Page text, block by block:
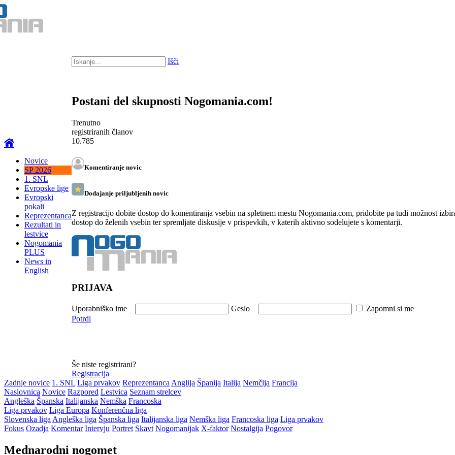
Novice
SP 2026
1. SNL
Evropske lige
Evropski
pokali
Reprezentanca
Rezultati in
lestvice
Nogomania
PLUS
News in
English
Išči
Postani del skupnosti Nogomania.com!
Trenutno
registriranih članov
10.785
Komentiranje novic
Dodajanje priljubljenih novic
Z registracijo dobite dostop do komentiranja vsebin na spletnem mestu Nogomania.com, pridobite pa tudi možnost
dostop do želenih vsebin ter spremljate diskusije v prispevkih, v katerih aktivno sodelujete s komentarji.
PRIJAVA
Uporabniško ime Geslo Zapomni si me
Potrdi
Še niste registrirani?
Registracija
Zadnje novice 1. SNL Liga prvakov Reprezentanca Anglija Španija Italija Nemčija Francija
Naslovnica Novice Razpored Lestvica Seznam strelcev
Angleška Španska Italijanska Nemška Francoska
Liga prvakov Liga Europa Konferenčna liga
Slovenska liga Angleška liga Španska liga Italijanska liga Nemška liga Francoska liga Liga prvakov
Fokus Ozadja Komentar Intervju Portret Skavt Nogomanijak X-faktor Nostalgija Pogovor
Mednarodni nogomet